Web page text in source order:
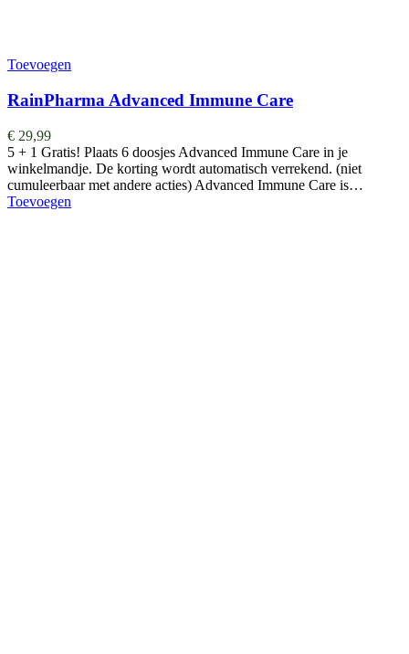
Toevoegen
RainPharma Advanced Immune Care
€ 29,99
5 + 1 Gratis! Plaats 6 doosjes Advanced Immune Care in je
winkelmandje. De korting wordt automatisch verrekend. (niet
cumuleerbaar met andere acties) Advanced Immune Care is…
Toevoegen